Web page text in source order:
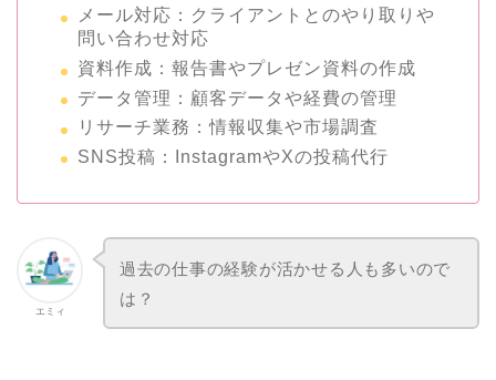
メール対応：クライアントとのやり取りや
問い合わせ対応
資料作成：報告書やプレゼン資料の作成
データ管理：顧客データや経費の管理
リサーチ業務：情報収集や市場調査
SNS投稿：InstagramやXの投稿代行
エミィ
過去の仕事の経験が活かせる人も多いので
は？